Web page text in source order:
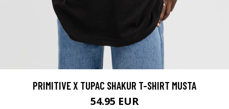
PRIMITIVE X TUPAC SHAKUR T-SHIRT MUSTA
54.95 EUR